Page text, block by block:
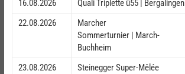
16.08.2026
Quali Triplette ü55 | Bergalingen
22.08.2026
Marcher
Sommerturnier | March-
Buchheim
23.08.2026
Steinegger Super-Mêlée